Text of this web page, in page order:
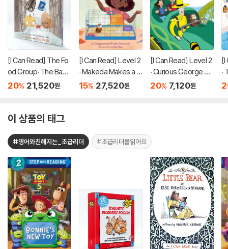
[I Can Read] The Fo
od Group: The Bad
Seed and Friends R
20% 21,520원
[I Can Read] Level 2
: Makeda Makes a H
ome for Subway
15% 27,520원
[I Can Read] Level 2
: Curious George Rol
ler Coaster
20% 7,120원
[I
:
이 상품의 태그
#영어와친해지는_초급리더 #초급리더를읽어요